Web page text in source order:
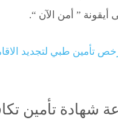
أيقونة ” أمن الآن “.
تأمين طبي لتجديد
شهادة تأمين